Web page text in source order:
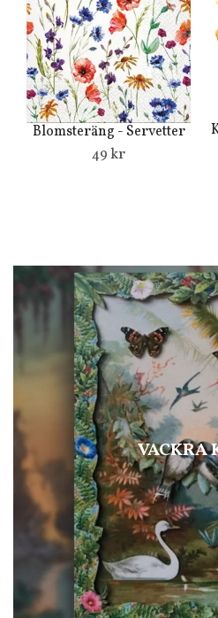
VACKRA
Blomsteräng - Servetter
49 kr